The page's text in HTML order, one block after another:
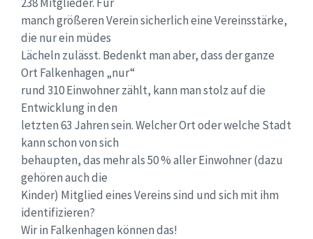
238 Mitglieder. Für
manch größeren Verein sicherlich eine Vereinsstärke,
die nur ein müdes
Lächeln zulässt. Bedenkt man aber, dass der ganze
Ort Falkenhagen „nur“
rund 310 Einwohner zählt, kann man stolz auf die
Entwicklung in den
letzten 63 Jahren sein. Welcher Ort oder welche Stadt
kann schon von sich
behaupten, das mehr als 50 % aller Einwohner (dazu
gehören auch die
Kinder) Mitglied eines Vereins sind und sich mit ihm
identifizieren?
Wir in Falkenhagen können das!